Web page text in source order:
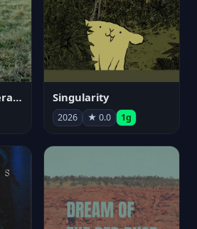
La ilusión de un verano sin fin Singularity
2026 ★ 0.0 1g